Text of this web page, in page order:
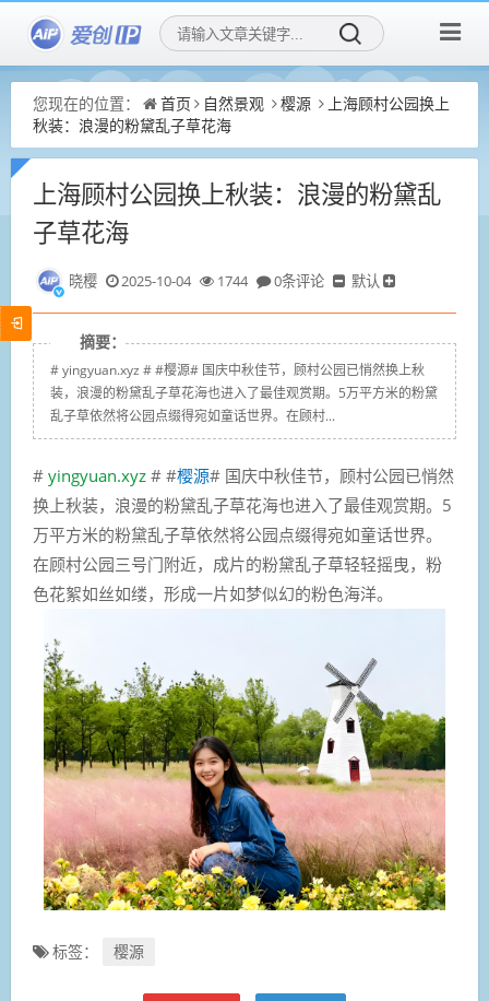
您现在的位置： 首页 自然景观 樱源
上海顾村公园换上
秋装：浪漫的粉黛乱子草花海
上海顾村公园换上秋装：浪漫的粉黛乱
子草花海
晓樱 2025-10-04 1744 0条评论 默认
摘要：
# yingyuan.xyz # #樱源# 国庆中秋佳节，顾村公园已悄然换上秋
装，浪漫的粉黛乱子草花海也进入了最佳观赏期。5万平方米的粉黛
乱子草依然将公园点缀得宛如童话世界。在顾村...
# yingyuan.xyz # #樱源# 国庆中秋佳节，顾村公园已悄然
换上秋装，浪漫的粉黛乱子草花海也进入了最佳观赏期。5
万平方米的粉黛乱子草依然将公园点缀得宛如童话世界。
在顾村公园三号门附近，成片的粉黛乱子草轻轻摇曳，粉
色花絮如丝如缕，形成一片如梦似幻的粉色海洋。
标签： 樱源